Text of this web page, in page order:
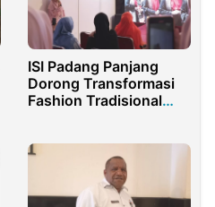
ISI Padang Panjang
Dorong Transformasi
Fashion Tradisional